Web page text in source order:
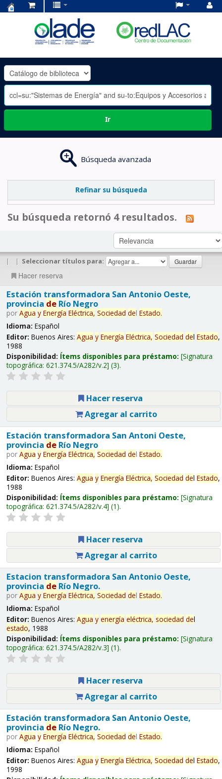
OLADE
-
Ir
Búsqueda avanzada
Refinar su búsqueda
Su búsqueda retornó 4 resultados.
| | Seleccionar títulos para:
Hacer reserva
Estación transformadora San Antonio Oeste,
provincia deRío Negro
por Agua y Energía Eléctrica, Sociedad del Estado.
Idioma: Español
Editor: Buenos Aires: Agua y Energía Eléctrica, Sociedad del Estado,
1988
Disponibilidad: Ítems disponibles para préstamo: Signatura
topográfica: 621.374.5/A282/v.2 (3).
Hacer reserva
Agregar al carrito
Estación transformadora San Antoni Oeste,
provincia deRío Negro
por Agua y Energía Eléctrica, Sociedad del Estado.
Idioma: Español
Editor: Buenos Aires: Agua y Energía Eléctrica, Sociedad del Estado,
1988
Disponibilidad: Ítems disponibles para préstamo: Signatura
topográfica: 621.374.5/A282/v.4 (1).
Hacer reserva
Agregar al carrito
Estacion transformadora San Antonio Oeste,
provincia deRío Negro.
por Agua y Energía Eléctrica, Sociedad del Estado.
Idioma: Español
Editor: Buenos Aires: Agua y energía eléctrica, sociedad del
estado, 1988
Disponibilidad: Ítems disponibles para préstamo: Signatura
topográfica: 621.374.5/A282/v.3 (1).
Hacer reserva
Agregar al carrito
Estación transformadora San Antonio Oeste,
provincia deRío Negro.
por Agua y Energía Eléctrica, Sociedad del Estado.
Idioma: Español
Editor: Buenos Aires: Agua y Energía Eléctrica, Sociedad del Estado,
1998